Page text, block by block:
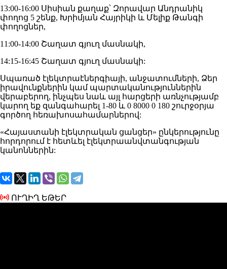
13:00-16:00 Սիսիան քաղաք՝ Զորավար Անդրանիկ
փողոց 5 շենք, Խրիմյան Հայրիկի և Մելիք Թանգի
փողոցներ,
11:00-14:00 Շաղատ գյուղ մասնակի,
14:15-16:45 Շաղատ գյուղ մասնակի:
Սպառած էլեկտրաէներգիայի, անջատումների, Ձեր
իրավունքներին կամ պարտականություններին
վերաբերող, ինչպես նաև այլ հարցերի առնչությամբ
կարող եք զանգահարել 1-80 և 0 8000 0 180 շուրջօրյա
գործող հեռախոսահամարներով:
«Հայաստանի էլեկտրական ցանցեր» ընկերությունը
հորդորում է հետևել էլեկտրաանվտանգության
կանոններին:
ՈՒՂԻՂ ԵԹԵՐ